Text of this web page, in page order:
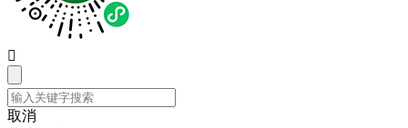

取消